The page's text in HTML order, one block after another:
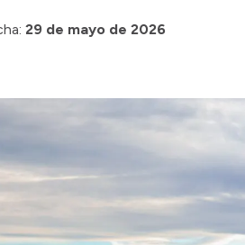
29 de mayo de 2026